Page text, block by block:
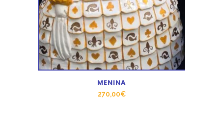
MENINA
270,00€